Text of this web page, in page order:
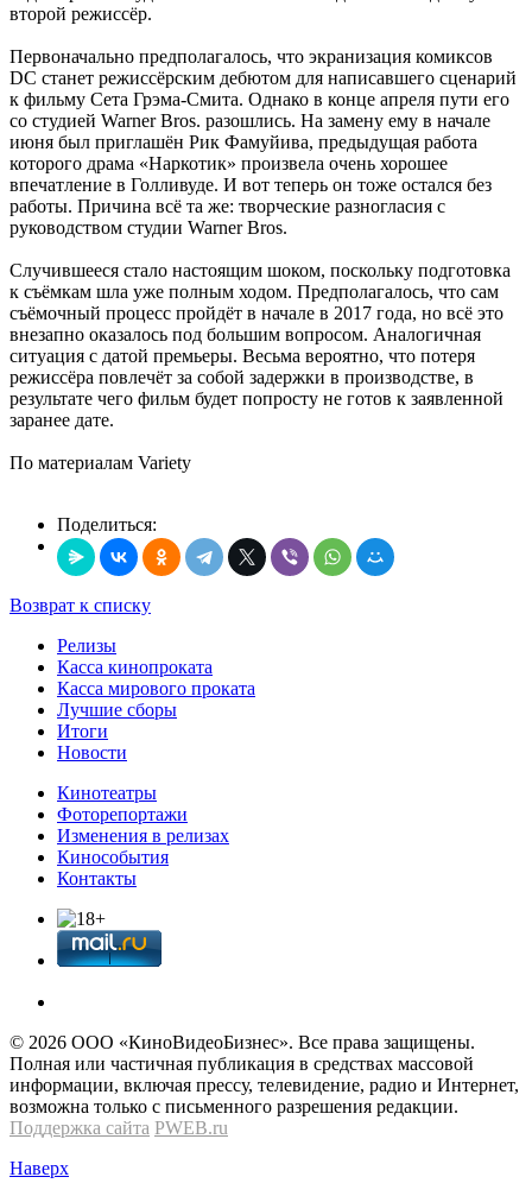
второй режиссёр.
Первоначально предполагалось, что экранизация комиксов
DC станет режиссёрским дебютом для написавшего сценарий
к фильму Сета Грэма-Смита. Однако в конце апреля пути его
со студией Warner Bros. разошлись. На замену ему в начале
июня был приглашён Рик Фамуйива, предыдущая работа
которого драма «Наркотик» произвела очень хорошее
впечатление в Голливуде. И вот теперь он тоже остался без
работы. Причина всё та же: творческие разногласия с
руководством студии Warner Bros.
Случившееся стало настоящим шоком, поскольку подготовка
к съёмкам шла уже полным ходом. Предполагалось, что сам
съёмочный процесс пройдёт в начале в 2017 года, но всё это
внезапно оказалось под большим вопросом. Аналогичная
ситуация с датой премьеры. Весьма вероятно, что потеря
режиссёра повлечёт за собой задержки в производстве, в
результате чего фильм будет попросту не готов к заявленной
заранее дате.
По материалам Variety
Поделиться:
Возврат к списку
Релизы
Касса кинопроката
Касса мирового проката
Лучшие сборы
Итоги
Новости
Кинотеатры
Фоторепортажи
Изменения в релизах
Кинособытия
Контакты
© 2026 OOО «КиноВидеоБизнес». Все права защищены.
Полная или частичная публикация в средствах массовой
информации, включая прессу, телевидение, радио и Интернет,
возможна только с письменного разрешения редакции.
Поддержка сайта PWEB.ru
Наверх